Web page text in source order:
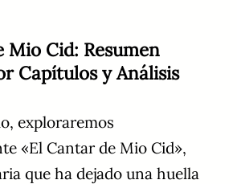
Mio Cid: Resumen
Capítulos y Análisis
exploraremos
«El Cantar de Mio Cid»,
que ha dejado una huella